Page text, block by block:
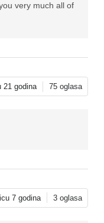
very much all of
21 godina 75 oglasa
7 godina 3 oglasa